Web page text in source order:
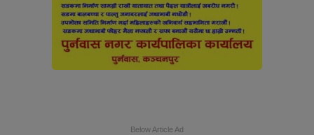
Below Article Ad